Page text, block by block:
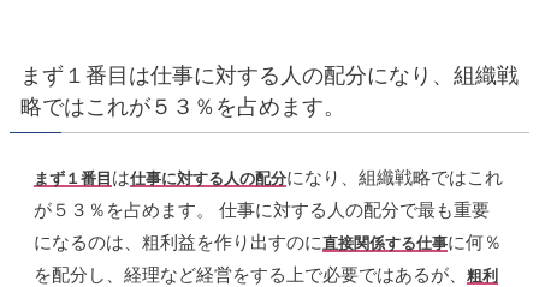
まず１番目は仕事に対する人の配分になり、組織戦
略ではこれが５３％を占めます。
まず１番目 は仕事に対する人の配分になり、組織戦略ではこれ
が５３％を占めます。 仕事に対する人の配分で最も重要
になるのは、粗利益を作り出すのに直接関係する仕事に何％
を配分し、経理など経営をする上で必要ではあるが、 粗利